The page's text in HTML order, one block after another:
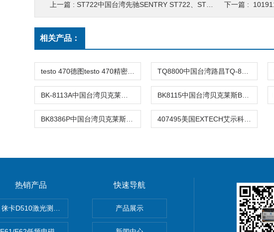
上一篇 : ST722中国台湾先驰SENTRY ST722、ST723接 下一篇 :
相关产品：
热销产品
徕卡D510激光测距仪
快速导航
产品展示